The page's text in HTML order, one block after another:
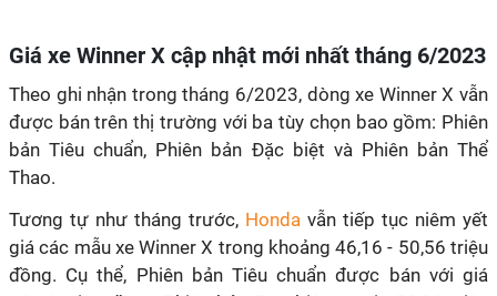
Giá xe Winner X cập nhật mới nhất tháng 6/2023
Theo ghi nhận trong tháng 6/2023, dòng xe Winner X vẫn
được bán trên thị trường với ba tùy chọn bao gồm: Phiên
bản Tiêu chuẩn, Phiên bản Đặc biệt và Phiên bản Thể
Thao.
Tương tự như tháng trước, Honda vẫn tiếp tục niêm yết
giá các mẫu xe Winner X trong khoảng 46,16 - 50,56 triệu
đồng. Cụ thể, Phiên bản Tiêu chuẩn được bán với giá